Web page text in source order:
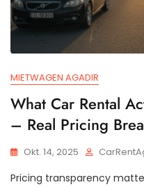
MIETWAGEN AGADIR
What Car Rental
– Real Pricing
Okt. 14, 2025
Pricing transparency